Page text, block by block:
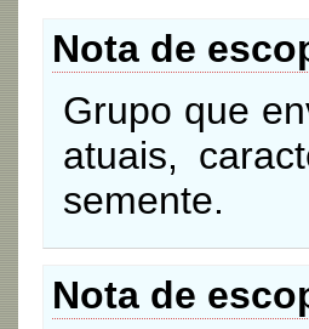
Nota de
Grupo que
atuais,
semente.
Nota de